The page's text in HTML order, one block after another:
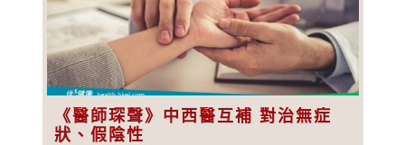
《醫師琛聲》中西醫互補 對治無症
狀、假陰性